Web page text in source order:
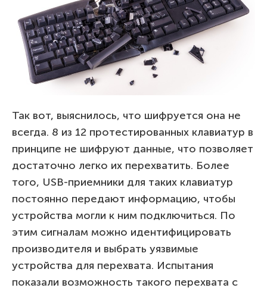
Так вот, выяснилось, что шифруется она не
всегда. 8 из 12 протестированных клавиатур в
принципе не шифруют данные, что позволяет
достаточно легко их перехватить. Более
того, USB-приемники для таких клавиатур
постоянно передают информацию, чтобы
устройства могли к ним подключиться. По
этим сигналам можно идентифицировать
производителя и выбрать уязвимые
устройства для перехвата. Испытания
показали возможность такого перехвата с